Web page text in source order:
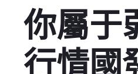
你屬于
行情國